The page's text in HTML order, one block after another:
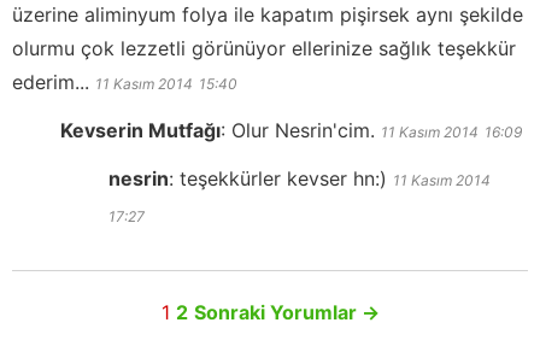
üzerine aliminyum folya ile kapatım pişirsek aynı şekilde
olurmu çok lezzetli görünüyor ellerinize sağlık teşekkür
ederim... 11 Kasım 2014 15:40
Kevserin Mutfağı: Olur Nesrin'cim. 11 Kasım 2014 16:09
nesrin: teşekkürler kevser hn:) 11 Kasım 2014
17:27
1 2 Sonraki Yorumlar →